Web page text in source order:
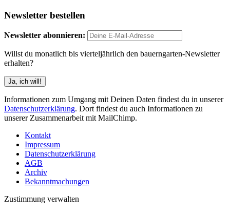
Newsletter bestellen
Newsletter abonnieren:
Willst du monatlich bis vierteljährlich den bauerngarten-Newsletter
erhalten?
Informationen zum Umgang mit Deinen Daten findest du in unserer
Datenschutzerklärung. Dort findest du auch Informationen zu
unserer Zusammenarbeit mit MailChimp.
Kontakt
Impressum
Datenschutzerklärung
AGB
Archiv
Bekanntmachungen
Zustimmung verwalten